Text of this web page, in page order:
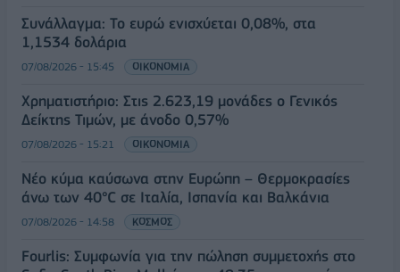
Συνάλλαγμα: Το ευρώ ενισχύεται 0,08%, στα
1,1534 δολάρια
07/08/2026 - 15:45 ΟΙΚΟΝΟΜΙΑ
Χρηματιστήριο: Στις 2.623,19 μονάδες ο Γενικός
Δείκτης Τιμών, με άνοδο 0,57%
07/08/2026 - 15:21 ΟΙΚΟΝΟΜΙΑ
Νέο κύμα καύσωνα στην Ευρώπη – Θερμοκρασίες
άνω των 40°C σε Ιταλία, Ισπανία και Βαλκάνια
07/08/2026 - 14:58 ΚΟΣΜΟΣ
Fourlis: Συμφωνία για την πώληση συμμετοχής στο